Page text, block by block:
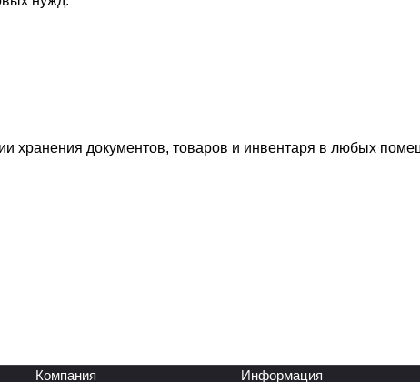
хранения документов, товаров и инвентаря в любых
Компания Информация